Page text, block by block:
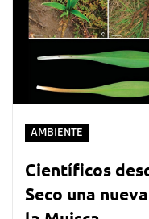
AMBIENTE
Científicos
Seco una